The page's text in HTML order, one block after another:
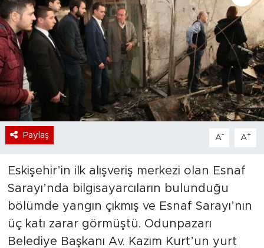
Paylaş A- A+
Eskişehir’in ilk alışveriş merkezi olan Esnaf
Sarayı’nda bilgisayarcıların bulunduğu
bölümde yangın çıkmış ve Esnaf Sarayı’nın
üç katı zarar görmüştü. Odunpazarı
Belediye Başkanı Av. Kazım Kurt’un yurt
Bölge
Teknoloji
Dünya
Sektör